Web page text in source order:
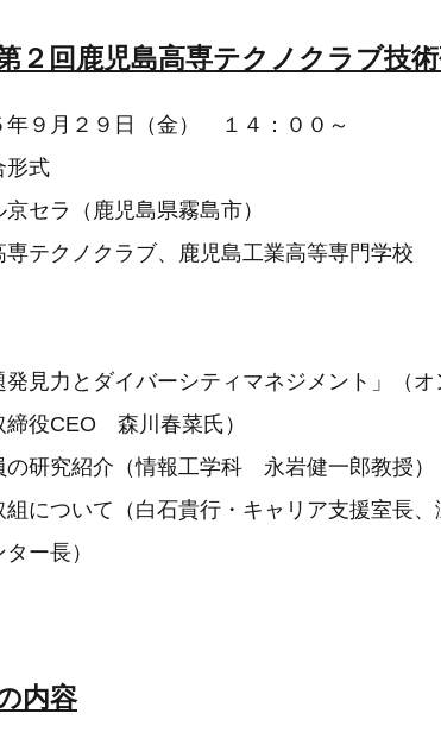
２回鹿児島高専テクノクラブ技
年９月２９日（金） １４：００～
形式
セラ（鹿児島県霧島市）
専テクノクラブ、鹿児島工業高等専門学校
見力とダイバーシティマネジメント」（
締役CEO 森川春菜氏）
の研究紹介（情報工学科 永岩健一郎教授）
組について（白石貴行・キャリア支援室長
ー長）
内容